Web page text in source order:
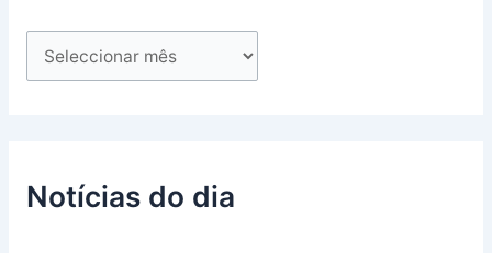
Notícias do dia